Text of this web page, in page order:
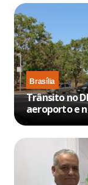
Brasília
Trânsito no
aeroporto e